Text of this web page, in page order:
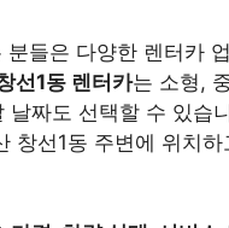
들은 다양한 렌터카
선1동 렌터카는 소형,
짜도 선택할 수 있습
창선1동 주변에 위치